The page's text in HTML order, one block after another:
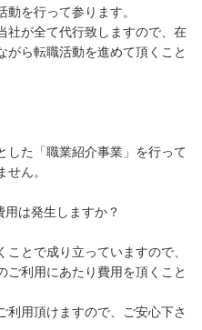
を行って参ります。
社が全て代行致しますので、在
がら転職活動を進めて頂くこと
した「職業紹介事業」を行って
ん。
は発生しますか？
とで成り立っていますので、
ご利用にあたり費用を頂くこと
利用頂けますので、ご安心下さ